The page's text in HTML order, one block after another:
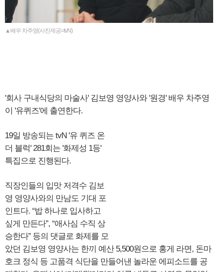
▲배우 차주영(사진제공=tvN)
'회사 구내식당의 마술사' 김보영 영양사와 '원경' 배우 차주영
이 '유퀴즈'에 출연한다.
19일 방송되는 tvN '유 퀴즈 온
더 블럭' 281회는 '화제성 1등'
특집으로 진행된다.
직장인들의 입맛 저격수 김보
영 영양사와의 만남도 기대 포
인트다. “밥 하나로 입사하고
싶게 만든다”, “애사심 수직 상
승한다” 등의 댓글로 화제를 모
았던 김보영 영양사는 한끼 예산 5,500원으로 홍게 라면, 돈마
호크 정식 등 고품격 식단을 만들어낸 놀라운 에피소드를 공